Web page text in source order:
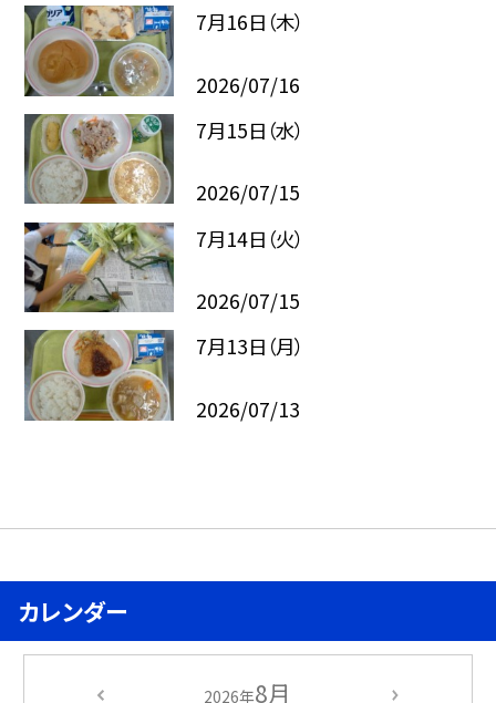
7月16日（木）
2026/07/16
7月15日（水）
2026/07/15
7月14日（火）
2026/07/15
7月13日（月）
2026/07/13
カレンダー
2026年8月